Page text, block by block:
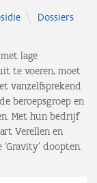
Dossiers
lage
te voeren, moet
vanzelfsprekend
beroepsgroep en
Met hun bedrijf
Verellen en
doopten.